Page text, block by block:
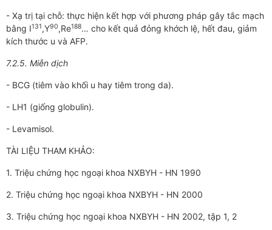
- Xạ trị tại chỗ: thực hiện kết hợp với phương pháp gây tắc mạch
bằng I131,Y90,Re188… cho kết quả đỏng khớch lệ, hết đau, giảm
kích thước u và AFP.
7.2.5. Miễn dịch
- BCG (tiêm vào khối u hay tiêm trong da).
- LH1 (giống globulin).
- Levamisol.
TÀI LIỆU THAM KHẢO:
1. Triệu chứng học ngoại khoa NXBYH - HN 1990
2. Triệu chứng học ngoại khoa NXBYH - HN 2000
3. Triệu chứng học ngoại khoa NXBYH - HN 2002, tập 1, 2